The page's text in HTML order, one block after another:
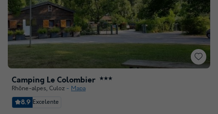
Camping Le Colombier ★★★
Rhône-alpes, Culoz Mapa
8.9 Excelente